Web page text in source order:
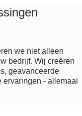
mogelijk zijn en u
we niet alleen
bedrijf. Wij creëren
geavanceerde
- allemaal